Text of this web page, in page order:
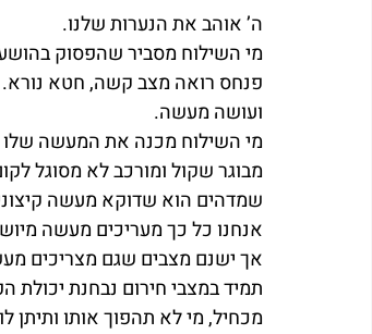
ה’ אוהב את הנערות שלנו.
מי השילוח מסביר שהפסוק
פנחס רואה מצב קשה, חטא נורא.
ועושה מעשה.
מי השילוח מכנה את המעשה שלו
מבוגר שקול ומורכב לא מסוגל
שמדהים הוא שדוקא מעשה
אנחנו כל כך מעריכים מעשה
אך ישנם מצבים שגם מצריכים
תמיד במצבי חירום נבחנת יכולת
מכחיל, מי לא תהפוך אותו ותיתן